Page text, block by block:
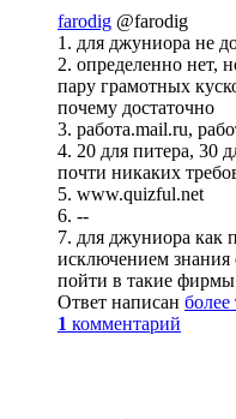
farodig @farodig
1. для джуниора не
2. определенно нет,
пару грамотных
почему достаточно
3. работа.mail.ru,
4. 20 для питера, 30
почти никаких
5. www.quizful.net
6. --
7. для джуниора как
исключением знания
пойти в такие фирмы
Ответ написан более
1 комментарий